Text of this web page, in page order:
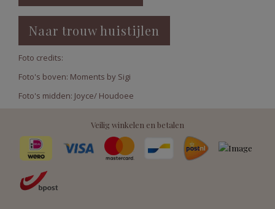
Naar trouw huistijlen
Foto credits:
Foto's boven: Moments by Sigi
Foto's midden: Joyce/ Houdoee
Veilig winkelen en betalen